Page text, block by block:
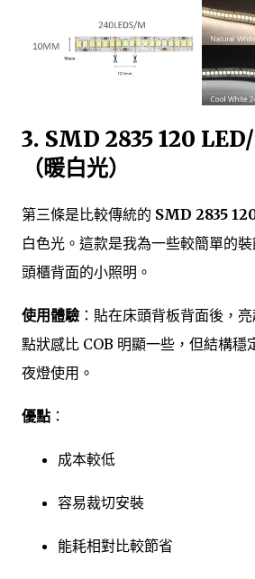
3. SMD 2835 120
（暖白光）
第三條是比較傳統的 SMD 2835
白色光。這款是我為一些較簡單的
頭櫃背面的小照明。
使用體驗 ：貼在床頭背板背面後，
點狀感比 COB 明顯一些，但結構穩
夜燈使用。
優點 ：
成本較低
容易裁切安裝
能耗相對比較節省